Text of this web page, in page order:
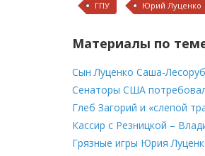
ГПУ Юрий Луценко
Материалы по
Сын Луценко Саша-Лесоруб
Сенаторы США
Глеб Загорий и «слепой
Кассир с Резницкой –
Грязные игры Юрия